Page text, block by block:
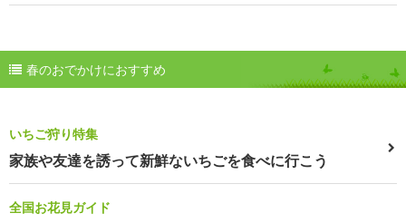
春のおでかけにおすすめ
いちご狩り特集
家族や友達を誘って新鮮ないちごを食べに行こう
全国お花見ガイド